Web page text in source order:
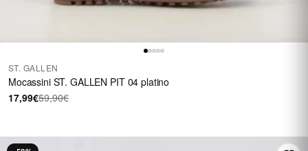
ST. GALLEN
Mocassini ST. GALLEN PIT 04 platino
17,99€59,90€